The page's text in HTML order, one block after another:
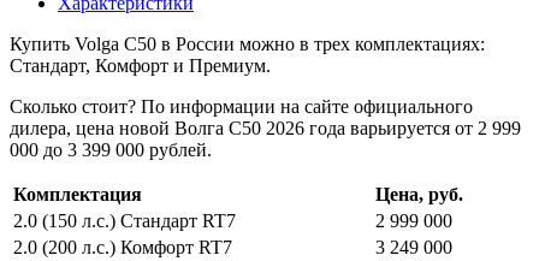
Купить Volga C50 в России можно в трех комплектациях:
Стандарт, Комфорт и Премиум.
Сколько стоит? По информации на сайте официального
дилера, цена новой Волга С50 2026 года варьируется от 2 999
000 до 3 399 000 рублей.
Комплектация
Цена, руб.
2.0 (150 л.с.) Стандарт RT7
2 999 000
2.0 (200 л.с.) Комфорт RT7
3 249 000